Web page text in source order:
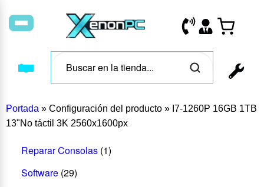
Portada » Configuración del producto » I7-1260P 16GB 1TB
13"No táctil 3K 2560x1600px
Reparar Consolas (1)
Software (29)